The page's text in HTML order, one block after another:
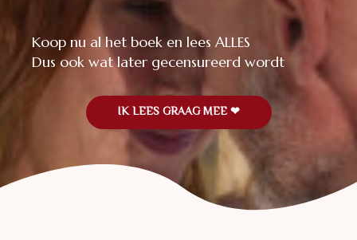
Koop nu al het boek en lees ALLES
Dus ook wat later gecensureerd wordt
IK LEES GRAAG MEE ❤